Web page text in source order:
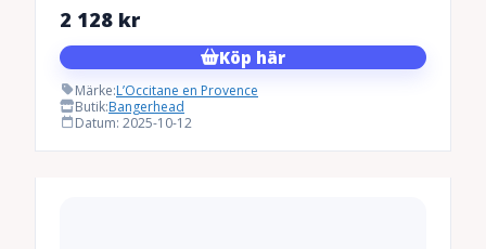
2 128 kr
Köp här
Märke:L’Occitane en Provence
Butik:Bangerhead
Datum: 2025-10-12